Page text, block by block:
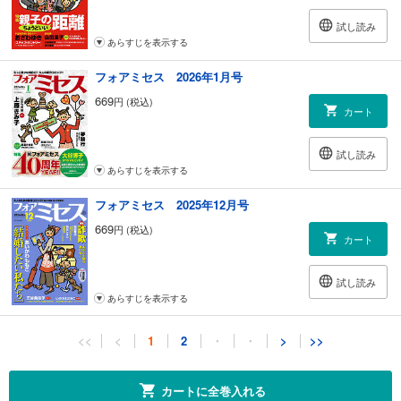
試し読み
あらすじを表示する
フォアミセス 2026年1月号
669円 (税込)
カート
試し読み
あらすじを表示する
フォアミセス 2025年12月号
669円 (税込)
カート
試し読み
あらすじを表示する
フォアミセス 2025年11月号
カート
<< < 1 2 ・ ・ > >>
カートに全巻入れる